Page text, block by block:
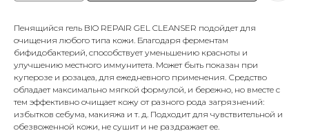
Пенящийся гель BIO REPAIR GEL CLEANSER подойдет для
очищения любого типа кожи. Благодаря ферментам
бифидобактерий, способствует уменьшению красноты и
улучшению местного иммунитета. Может быть показан при
куперозе и розацеа, для ежедневного применения. Средство
обладает максимально мягкой формулой, и бережно, но вместе с
тем эффективно очищает кожу от разного рода загрязнений:
избытков себума, макияжа и т. д. Подходит для чувствительной и
обезвоженной кожи, не сушит и не раздражает ее.